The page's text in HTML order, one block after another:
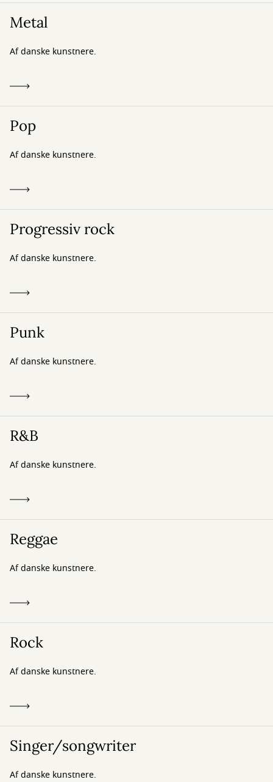
Metal
Af danske kunstnere.
Pop
Af danske kunstnere.
Progressiv rock
Af danske kunstnere.
Punk
Af danske kunstnere.
R&B
Af danske kunstnere.
Reggae
Af danske kunstnere.
Rock
Af danske kunstnere.
Singer/songwriter
Af danske kunstnere.